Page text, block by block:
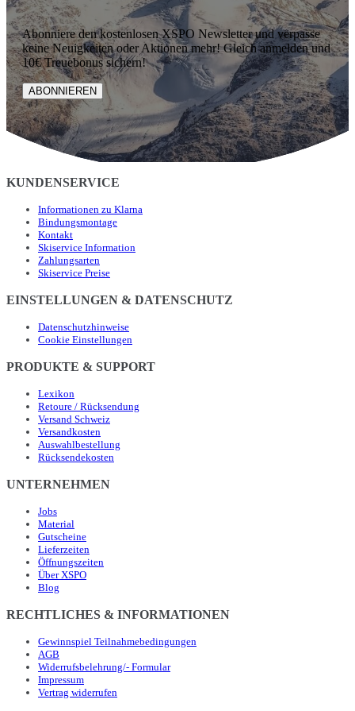
Abonniere den kostenlosen XSPO Newsletter und verpasse
keine Neuigkeiten oder Aktionen mehr! Gleich anmelden und
10€ Treuebonus sichern!
ABONNIEREN
KUNDENSERVICE
Informationen zu Klarna
Bindungsmontage
Kontakt
Skiservice Information
Zahlungsarten
Skiservice Preise
EINSTELLUNGEN & DATENSCHUTZ
Datenschutzhinweise
Cookie Einstellungen
PRODUKTE & SUPPORT
Lexikon
Retoure / Rücksendung
Versand Schweiz
Versandkosten
Auswahlbestellung
Rücksendekosten
UNTERNEHMEN
Jobs
Material
Gutscheine
Lieferzeiten
Öffnungszeiten
Über XSPO
Blog
RECHTLICHES & INFORMATIONEN
Gewinnspiel Teilnahmebedingungen
AGB
Widerrufsbelehrung/- Formular
Impressum
Vertrag widerrufen